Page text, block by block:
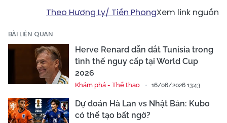
Theo Hương Ly/ Tiền PhongXem link nguồn
BÀI LIÊN QUAN
Herve Renard dẫn dắt Tunisia trong
tình thế nguy cấp tại World Cup
2026
Khám phá - Thể thao 16/06/2026 13:43
Dự đoán Hà Lan vs Nhật Bản: Kubo
có thể tạo bất ngờ?